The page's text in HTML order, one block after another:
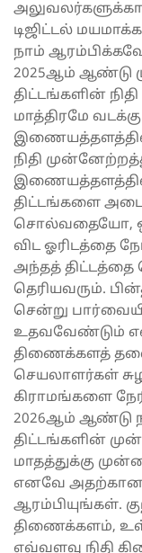
டிஜிட்டல்
நாம்
2025ஆம் ஆண்டு
திட்டங்களின்
மாத்திரமே
இணையத்தளத்தில்
நிதி
திட்டங்களை
சொல்வதையோ,
விட ஓரிடத்தை
அந்தத் திட்டத்தை
தெரியவரும்.
சென்று
உதவவேண்டும்
திணைக்களத்
செயலாளர்கள்
கிராமங்களை
2026ஆம் ஆண்டு
திட்டங்களின்
மாதத்துக்கு
எனவே அதற்கான
ஆரம்பியுங்கள்.
திணைக்களம்,
எவ்வளவு நிதி